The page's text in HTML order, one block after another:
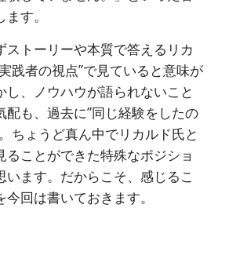
す。
ストーリーや本質で答えるリカ
践者の視点”で見ていると意味が
し、ノウハウが語られないこと
配も、過去に”同じ経験をしたの
ちょうど真ん中でリカルド氏と
ることができた特殊なポジショ
います。だからこそ、感じるこ
回は書いておきます。